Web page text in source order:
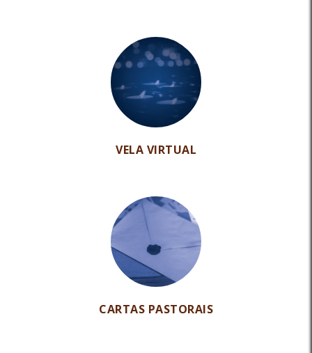
VELA VIRTUAL
CARTAS PASTORAIS